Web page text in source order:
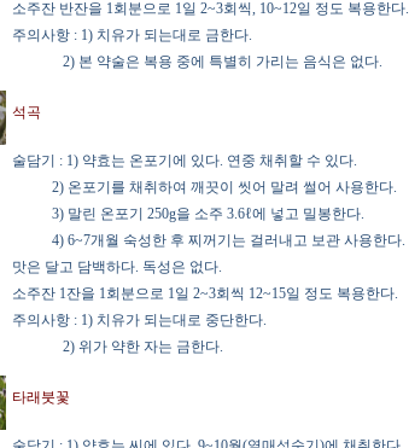
소주잔 반잔을 1회분으로 1일 2~3회씩, 10~12일 정도 복용한다.
주의사항 : 1) 치유가 되는대로 금한다.
2) 본 약술은 복용 중에 특별히 가리는 음식은 없다.
석곡
술담기 : 1) 약효는 온포기에 있다. 연중 채취할 수 있다.
2) 온포기를 채취하여 깨끗이 씻어 말려 썰어 사용한다.
3) 말린 온포기 250g을 소주 3.6ℓ에 넣고 밀봉한다.
4) 6~7개월 숙성한 후 찌꺼기는 걸러내고 보관 사용한다.
맛은 달고 담백하다. 독성은 없다.
소주잔 1잔을 1회분으로 1일 2~3회씩 12~15일 정도 복용한다.
주의사항 : 1) 치유가 되는대로 중단한다.
2) 위가 약한 자는 금한다.
타래붓꽃